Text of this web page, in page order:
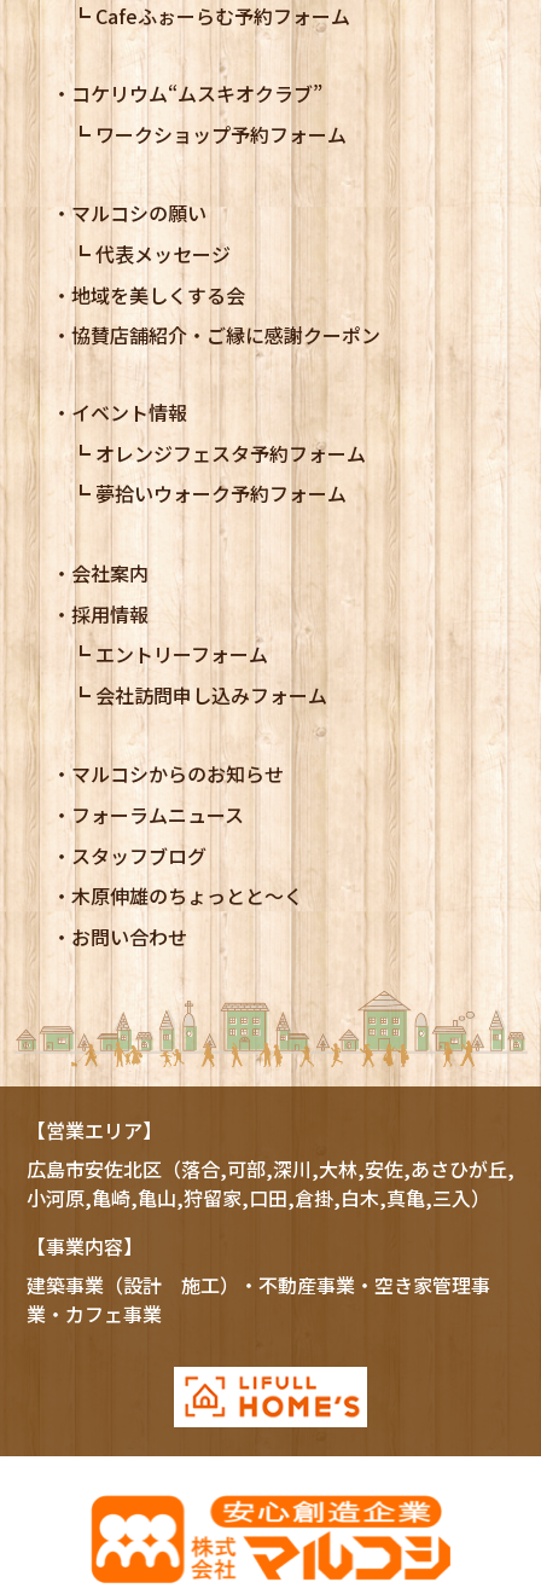
Cafeふぉーらむ予約フォーム
コケリウム“ムスキオクラブ”
ワークショップ予約フォーム
マルコシの願い
代表メッセージ
地域を美しくする会
協賛店舗紹介・ご縁に感謝クーポン
イベント情報
オレンジフェスタ予約フォーム
夢拾いウォーク予約フォーム
会社案内
採用情報
エントリーフォーム
会社訪問申し込みフォーム
マルコシからのお知らせ
フォーラムニュース
スタッフブログ
木原伸雄のちょっとと～く
お問い合わせ
【営業エリア】
広島市安佐北区（落合,可部,深川,大林,安佐,あさひが丘,
小河原,亀崎,亀山,狩留家,口田,倉掛,白木,真亀,三入）
【事業内容】
建築事業（設計 施工）・不動産事業・空き家管理事
業・カフェ事業